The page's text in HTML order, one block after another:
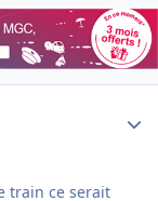
train ce serait